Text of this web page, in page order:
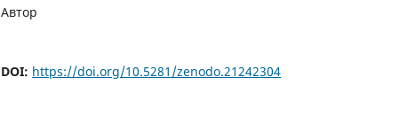
Автор
DOI: https://doi.org/10.5281/zenodo.21242304